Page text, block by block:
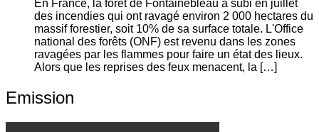
En France, la forêt de Fontainebleau a subi en juillet
des incendies qui ont ravagé environ 2 000 hectares du
massif forestier, soit 10% de sa surface totale. L'Office
national des forêts (ONF) est revenu dans les zones
ravagées par les flammes pour faire un état des lieux.
Alors que les reprises des feux menacent, la […]
Emission